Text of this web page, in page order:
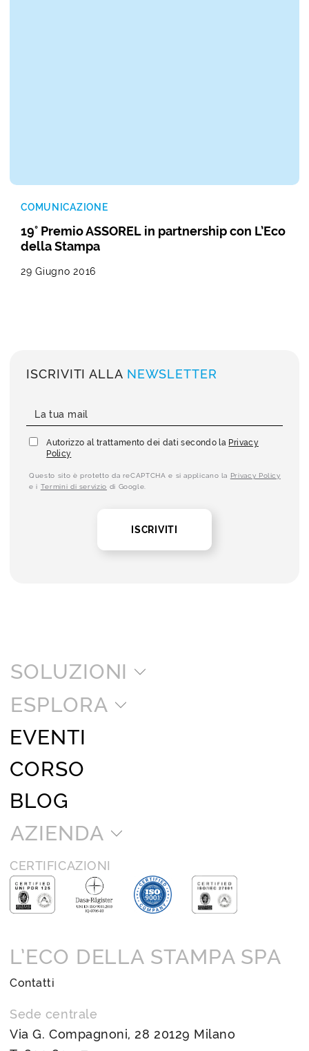
COMUNICAZIONE
19° Premio ASSOREL in partnership con L’Eco
della Stampa
29 Giugno 2016
ISCRIVITI ALLA NEWSLETTER
Autorizzo al trattamento dei dati secondo la Privacy
Policy
Questo sito è protetto da reCAPTCHA e si applicano la Privacy Policy
e i Termini di servizio di Google.
ISCRIVITI
SOLUZIONI
ESPLORA
EVENTI
CORSO
BLOG
AZIENDA
CERTIFICAZIONI
L’ECO DELLA STAMPA SPA
Contatti
Sede centrale
Via G. Compagnoni, 28 20129 Milano